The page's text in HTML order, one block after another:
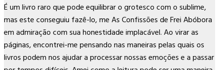
É um livro raro que pode equilibrar o grotesco com o sublime,
mas este conseguiu fazê-lo, me As Confissões de Frei Abóbora
em admiração com sua honestidade implacável. Ao virar as
páginas, encontrei-me pensando nas maneiras pelas quais os
livros podem nos ajudar a processar nossas emoções e a passar